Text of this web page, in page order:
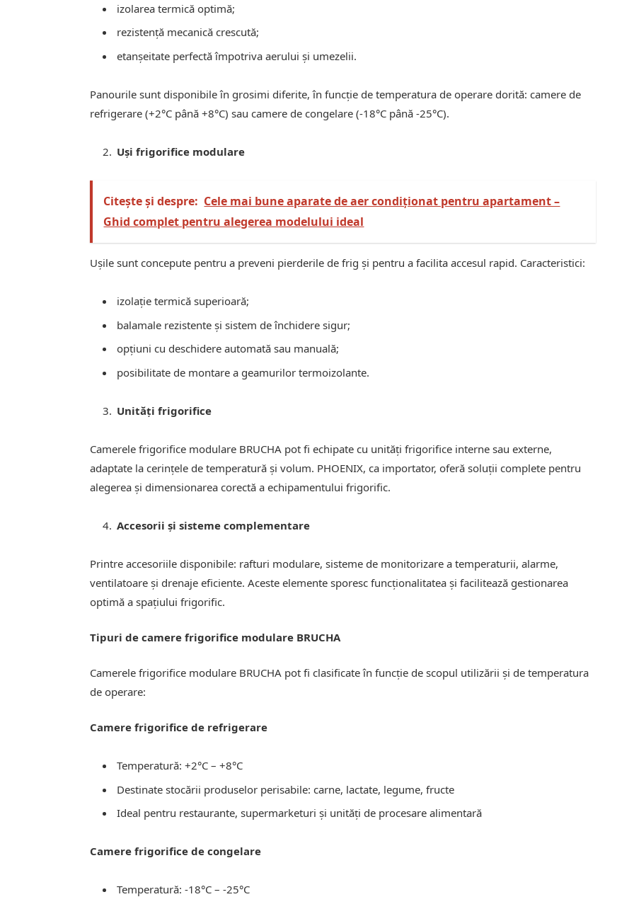
izolarea termică optimă;
rezistență mecanică crescută;
etanșeitate perfectă împotriva aerului și umezelii.
Panourile sunt disponibile în grosimi diferite, în funcție de temperatura de operare dorită: camere de
refrigerare (+2°C până +8°C) sau camere de congelare (-18°C până -25°C).
Uși frigorifice modulare
Citește și despre: Cele mai bune aparate de aer condiționat pentru apartament –
Ghid complet pentru alegerea modelului ideal
Ușile sunt concepute pentru a preveni pierderile de frig și pentru a facilita accesul rapid. Caracteristici:
izolație termică superioară;
balamale rezistente și sistem de închidere sigur;
opțiuni cu deschidere automată sau manuală;
posibilitate de montare a geamurilor termoizolante.
Unități frigorifice
Camerele frigorifice modulare BRUCHA pot fi echipate cu unități frigorifice interne sau externe,
adaptate la cerințele de temperatură și volum. PHOENIX, ca importator, oferă soluții complete pentru
alegerea și dimensionarea corectă a echipamentului frigorific.
Accesorii și sisteme complementare
Printre accesoriile disponibile: rafturi modulare, sisteme de monitorizare a temperaturii, alarme,
ventilatoare și drenaje eficiente. Aceste elemente sporesc funcționalitatea și facilitează gestionarea
optimă a spațiului frigorific.
Tipuri de camere frigorifice modulare BRUCHA
Camerele frigorifice modulare BRUCHA pot fi clasificate în funcție de scopul utilizării și de temperatura
de operare:
Camere frigorifice de refrigerare
Temperatură: +2°C – +8°C
Destinate stocării produselor perisabile: carne, lactate, legume, fructe
Ideal pentru restaurante, supermarketuri și unități de procesare alimentară
Camere frigorifice de congelare
Temperatură: -18°C – -25°C